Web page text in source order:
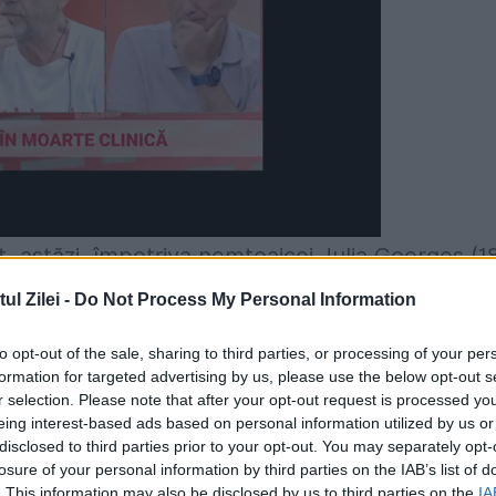
Zilei - Do Not Process My Personal Information
opt-out of the sale, sharing to third parties, or processing of your
for targeted advertising by us, please use the below opt-out
selection. Please note that after your opt-out request is processed
interest-based ads based on personal information utilized by us
to third parties prior to your opt-out. You may separately
of your personal information by third parties on the IAB’s list of
astăzi, împotriva nemțoaicei Julia Goerges
de la Roma. Sportiva „tricoloră” s-a
al doilea cu 3-6, iar în decisiv, la 4-4,
fizioterapeutului chiar în timpul
pe japoneza Naomi Osaka.